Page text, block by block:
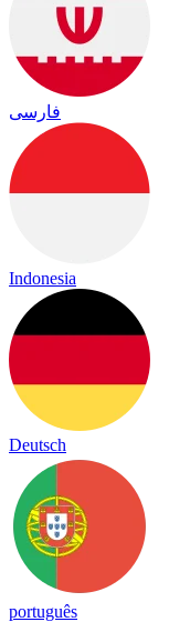
فارسی
Indonesia
Deutsch
português